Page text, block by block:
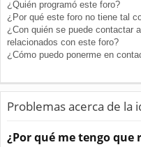
¿Quién programó este foro?
¿Por qué este foro no tiene tal
¿Con quién se puede contactar
relacionados con este foro?
¿Cómo puedo ponerme en
Problemas acerca de la
¿Por qué me tengo que